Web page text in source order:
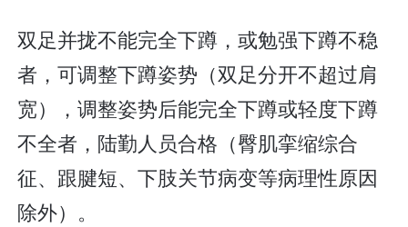
双足并拢不能完全下蹲，或勉强下蹲不稳
者，可调整下蹲姿势（双足分开不超过肩
宽），调整姿势后能完全下蹲或轻度下蹲
不全者，陆勤人员合格（臀肌挛缩综合
征、跟腱短、下肢关节病变等病理性原因
除外）。